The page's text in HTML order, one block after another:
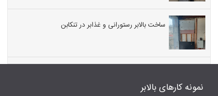
ساخت بالابر رستورانی و غذابر در تنکابن
نمونه کارهای بالابر